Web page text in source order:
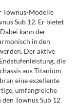
Townus-Modelle
Sub 12. Er bietet
kann der
in den
Der aktive
die
aus Titanium
eine exzellente
umfangreiche
Townus Sub 12